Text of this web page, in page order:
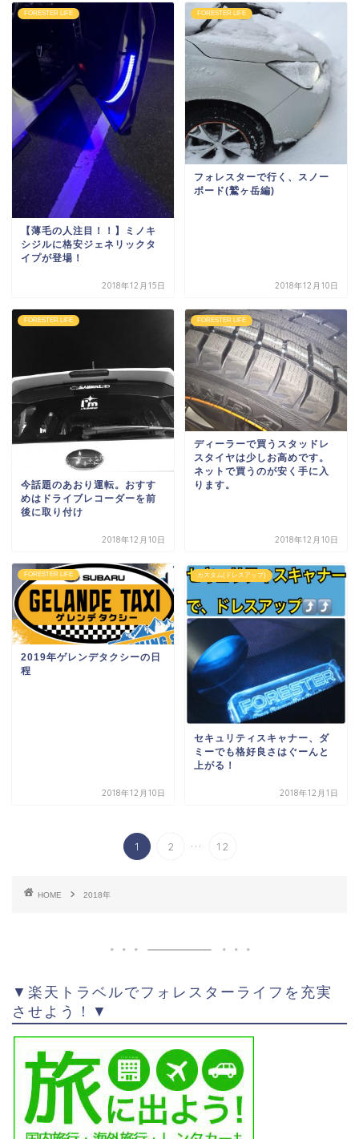
FORESTER LIFE
【薄毛の人注目！！】ミノキ
シジルに格安ジェネリックタ
イプが登場！
2018年12月15日
FORESTER LIFE
フォレスターで行く、スノー
ボード(鷲ヶ岳編)
2018年12月10日
FORESTER LIFE
今話題のあおり運転。おすす
めはドライブレコーダーを前
後に取り付け
2018年12月10日
FORESTER LIFE
ディーラーで買うスタッドレ
スタイヤは少しお高めです。
ネットで買うのが安く手に入
ります。
2018年12月10日
FORESTER LIFE
2019年ゲレンデタクシーの日
程
2018年12月10日
カスタム(ドレスアップ)
セキュリティスキャナー、ダ
ミーでも格好良さはぐーんと
上がる！
2018年12月1日
1 2 ... 12
HOME 2018年
▼楽天トラベルでフォレスターライフを充実
させよう！▼